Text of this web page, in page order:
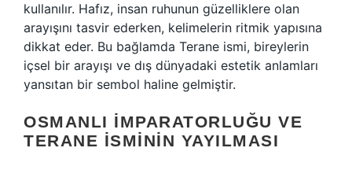
kullanılır. Hafız, insan ruhunun güzelliklere olan
arayışını tasvir ederken, kelimelerin ritmik yapısına
dikkat eder. Bu bağlamda Terane ismi, bireylerin
içsel bir arayışı ve dış dünyadaki estetik anlamları
yansıtan bir sembol haline gelmiştir.
OSMANLI İMPARATORLUĞU VE
TERANE İSMININ YAYILMASI